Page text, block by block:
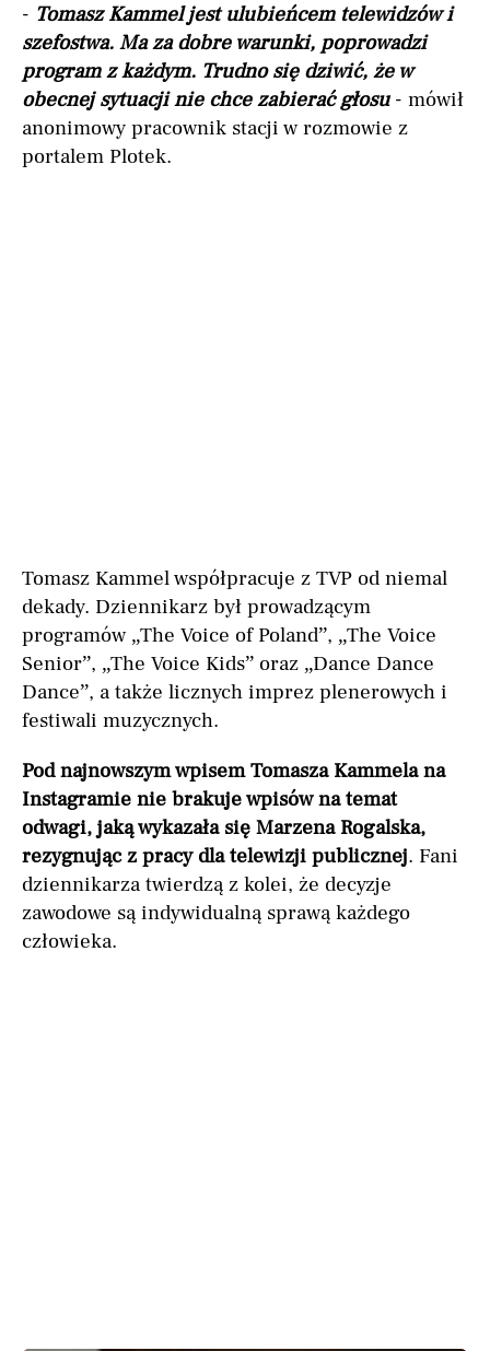
- Tomasz Kammel jest ulubieńcem telewidzów i
szefostwa. Ma za dobre warunki, poprowadzi
program z każdym. Trudno się dziwić, że w
obecnej sytuacji nie chce zabierać głosu- mówił
anonimowy pracownik stacji w rozmowie z
portalem Plotek.
Tomasz Kammel współpracuje z TVP od niemal
dekady. Dziennikarz był prowadzącym
programów „The Voice of Poland”, „The Voice
Senior”, „The Voice Kids” oraz „Dance Dance
Dance”, a także licznych imprez plenerowych i
festiwali muzycznych.
Pod najnowszym wpisem Tomasza Kammela na
Instagramie nie brakuje wpisów na temat
odwagi, jaką wykazała się Marzena Rogalska,
rezygnując z pracy dla telewizji publicznej. Fani
dziennikarza twierdzą z kolei, że decyzje
zawodowe są indywidualną sprawą każdego
człowieka.